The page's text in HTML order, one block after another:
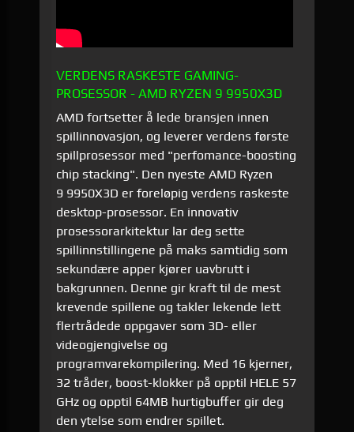
VERDENS RASKESTE GAMING-
PROSESSOR - AMD RYZEN 9 9950X3D
AMD fortsetter å lede bransjen innen
spillinnovasjon, og leverer verdens første
spillprosessor med "perfomance-boosting
chip stacking". Den nyeste AMD Ryzen
9 9950X3D er foreløpig verdens raskeste
desktop-prosessor. En innovativ
prosessorarkitektur lar deg sette
spillinnstillingene på maks samtidig som
sekundære apper kjører uavbrutt i
bakgrunnen. Denne gir kraft til de mest
krevende spillene og takler lekende lett
flertrådede oppgaver som 3D- eller
videogjengivelse og
programvarekompilering. Med 16 kjerner,
32 tråder, boost-klokker på opptil HELE 57
GHz og opptil 64MB hurtigbuffer gir deg
den ytelse som endrer spillet.